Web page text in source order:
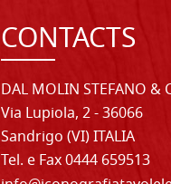
CONTACTS
DAL MOLIN STEFANO &
Via Lupiola, 2 - 36066
Sandrigo (VI) ITALIA
Tel. e Fax 0444 659513